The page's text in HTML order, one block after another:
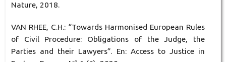
Nature, 2018.
VAN RHEE, C.H.: “Towards Harmonised European Rules
of Civil Procedure: Obligations of the Judge, the
Parties and their Lawyers”. En: Access to Justice in